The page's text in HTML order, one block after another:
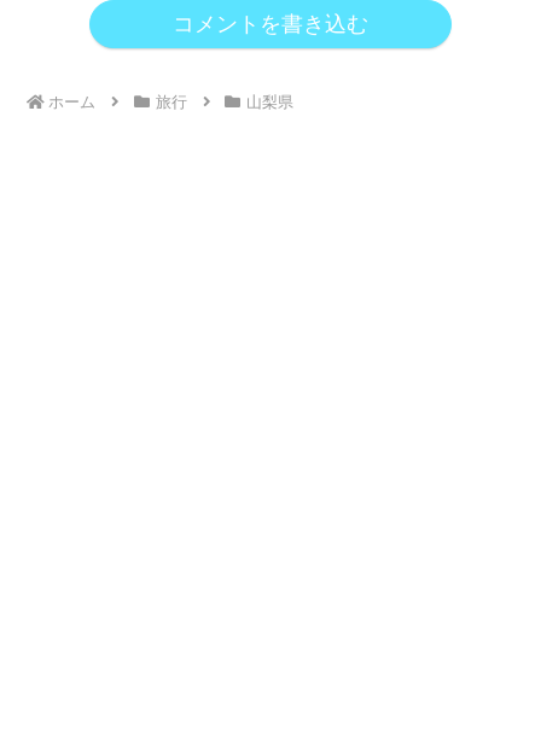
コメントを書き込む
ホーム 旅行 山梨県